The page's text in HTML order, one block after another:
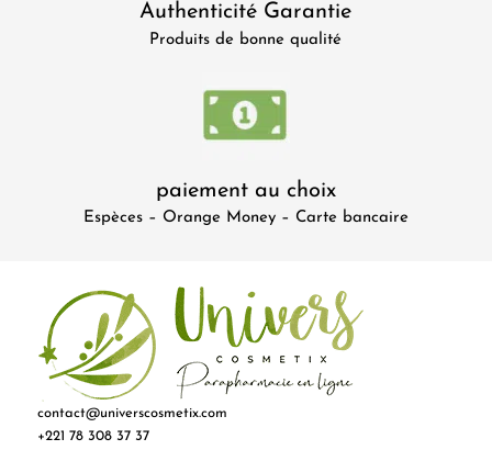
Authenticité Garantie
Produits de bonne qualité
paiement au choix
Espèces – Orange Money – Carte bancaire
contact@universcosmetix.com
+221 78 308 37 37